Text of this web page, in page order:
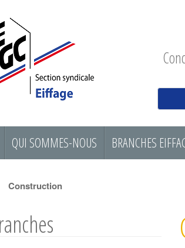
QUI SOMMES-NOUS BRANCHES
Construction